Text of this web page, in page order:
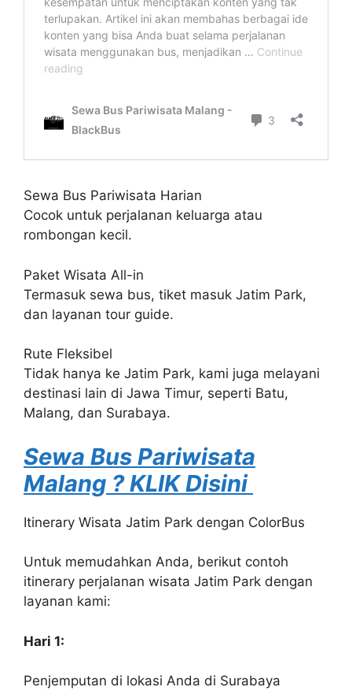
Sewa Bus Pariwisata Harian
Cocok untuk perjalanan keluarga atau
rombongan kecil.
Paket Wisata All-in
Termasuk sewa bus, tiket masuk Jatim Park,
dan layanan tour guide.
Rute Fleksibel
Tidak hanya ke Jatim Park, kami juga melayani
destinasi lain di Jawa Timur, seperti Batu,
Malang, dan Surabaya.
Sewa Bus Pariwisata
Malang ? KLIK Disini
Itinerary Wisata Jatim Park dengan ColorBus
Untuk memudahkan Anda, berikut contoh
itinerary perjalanan wisata Jatim Park dengan
layanan kami:
Hari 1:
Penjemputan di lokasi Anda di Surabaya